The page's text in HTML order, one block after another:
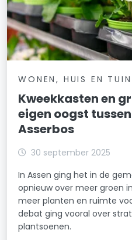
WONEN, HUIS EN TUIN
Kweekkasten en
eigen oogst
Asserbos
30 september 2025
In Assen ging het in de
opnieuw over meer groen
meer planten en ruimte
debat ging vooral over
plantsoenen.